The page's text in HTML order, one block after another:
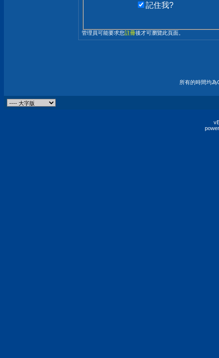
記住我?
管理員可能要求您註冊後才可瀏覽此頁面。
所有的時間均為